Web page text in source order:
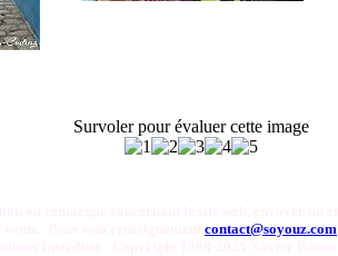
Survoler pour évaluer cette image
contact@soyouz.com